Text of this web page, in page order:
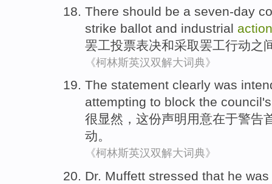
There should be a seven-day
strike ballot and industrial action
罢工投票表决和采取罢工行动之
《柯林斯英汉双解大词典》
The statement clearly was
attempting to block the council's
很显然 ， 这份声明 用意在于警告
动。
《柯林斯英汉双解大词典》
Dr. Muffett stressed that he was